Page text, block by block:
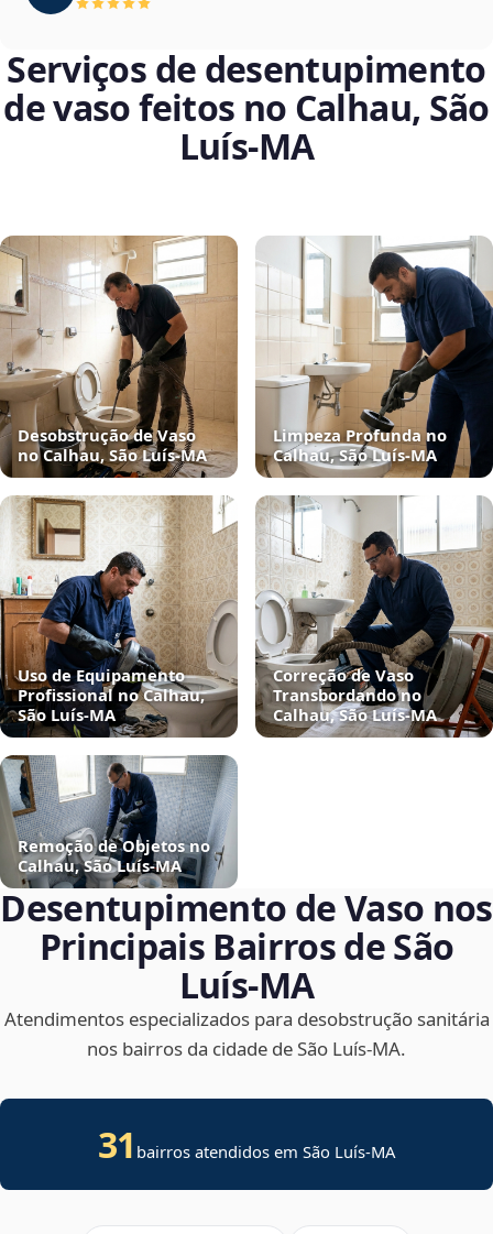
Serviços de desentupimento
de vaso feitos no Calhau, São
Luís‑MA
Desobstrução de Vaso
no Calhau, São Luís‑MA
Limpeza Profunda no
Calhau, São Luís‑MA
Uso de Equipamento
Profissional no Calhau,
São Luís‑MA
Correção de Vaso
Transbordando no
Calhau, São Luís‑MA
Remoção de Objetos no
Calhau, São Luís‑MA
Desentupimento de Vaso nos
Principais Bairros de São
Luís‑MA
Atendimentos especializados para desobstrução sanitária
nos bairros da cidade de São Luís‑MA.
31 bairros atendidos em São Luís-MA